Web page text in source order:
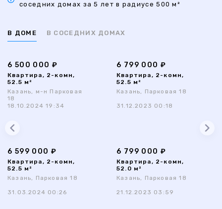
соседних домах за 5 лет в радиусе 500 м²
В ДОМЕ В СОСЕДНИХ ДОМАХ
6 500 000 ₽
Квартира, 2-комн,
52.5 м²
Казань, м-н Парковая
18
18.10.2024 19:34
6 799 000 ₽
Квартира, 2-комн,
52.5 м²
Казань, Парковая 18
31.12.2023 00:18
6 599 000 ₽
Квартира, 2-комн,
52.5 м²
Казань, Парковая 18
31.03.2024 00:26
6 799 000 ₽
Квартира, 2-комн,
52.0 м²
Казань, Парковая 18
21.12.2023 03:59